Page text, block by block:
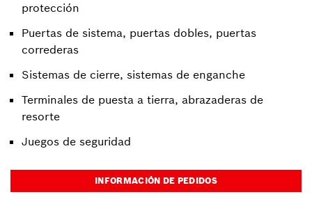
protección
Puertas de sistema, puertas dobles, puertas
correderas
Sistemas de cierre, sistemas de enganche
Terminales de puesta a tierra, abrazaderas de
resorte
Juegos de seguridad
INFORMACIÓN DE PEDIDOS